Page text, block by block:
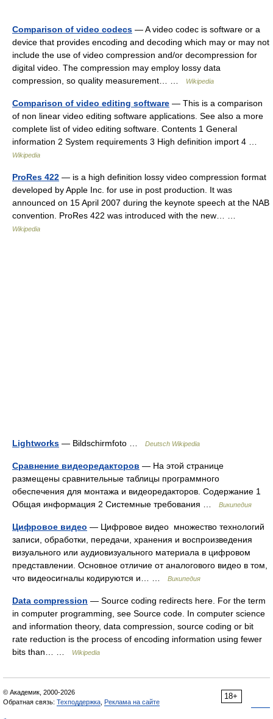
Comparison of video codecs — A video codec is software or a
device that provides encoding and decoding which may or may not
include the use of video compression and/or decompression for
digital video. The compression may employ lossy data
compression, so quality measurement… …
Wikipedia
Comparison of video editing software — This is a comparison
of non linear video editing software applications. See also a more
complete list of video editing software. Contents 1 General
information 2 System requirements 3 High definition import 4 …
Wikipedia
ProRes 422 — is a high definition lossy video compression format
developed by Apple Inc. for use in post production. It was
announced on 15 April 2007 during the keynote speech at the NAB
convention. ProRes 422 was introduced with the new… …
Wikipedia
Lightworks — Bildschirmfoto … Deutsch Wikipedia
Сравнение видеоредакторов — На этой странице
размещены сравнительные таблицы программного
обеспечения для монтажа и видеоредакторов. Содержание 1
Общая информация 2 Системные требования …
Википедия
Цифровое видео — Цифровое видео множество технологий
записи, обработки, передачи, хранения и воспроизведения
визуального или аудиовизуального материала в цифровом
представлении. Основное отличие от аналогового видео в том,
что видеосигналы кодируются и… …
Википедия
Data compression — Source coding redirects here. For the term
in computer programming, see Source code. In computer science
and information theory, data compression, source coding or bit
rate reduction is the process of encoding information using fewer
bits than… …
Wikipedia
18+
© Академик, 2000-2026
Обратная связь: Техподдержка Реклама на сайте